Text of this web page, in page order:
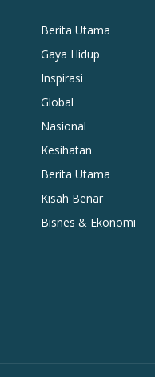
Berita Utama
Gaya Hidup
Inspirasi
Global
Nasional
Kesihatan
Berita Utama
Kisah Benar
Bisnes & Ekonomi